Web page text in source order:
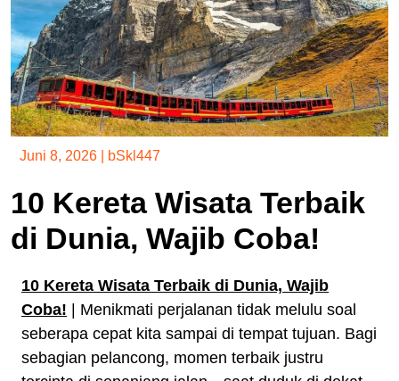
Juni 8, 2026 bSkl447
10 Kereta Wisata Terbaik
di Dunia, Wajib Coba!
10 Kereta Wisata Terbaik di Dunia, Wajib
Coba! | Menikmati perjalanan tidak melulu soal
seberapa cepat kita sampai di tempat tujuan. Bagi
sebagian pelancong, momen terbaik justru